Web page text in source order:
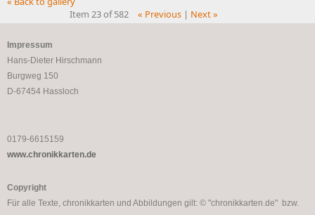
Item 23 of 582
« Previous| Next »
Impressum
Hans-Dieter Hirschmann
Burgweg 150
D-67454 Hassloch
0179-6615159
www.chronikkarten.de
Copyright
Für alle Texte, chronikkarten und Abbildungen gilt: © "chronikkarten.de" bzw.